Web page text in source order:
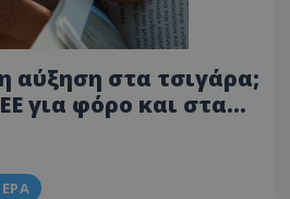
αύξηση στα τσιγάρα;
για φόρο και στα
τα ηλεκτρονικά
θα επιβαρύνει την